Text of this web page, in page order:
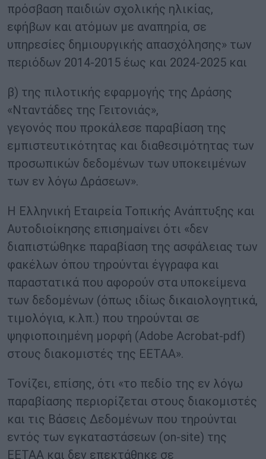
πρόσβαση παιδιών σχολικής ηλικίας,
εφήβων και ατόμων με αναπηρία, σε
υπηρεσίες δημιουργικής απασχόλησης» των
περιόδων 2014-2015 έως και 2024-2025 και
β) της πιλοτικής εφαρμογής της Δράσης
«Νταντάδες της Γειτονιάς»,
γεγονός που προκάλεσε παραβίαση της
εμπιστευτικότητας και διαθεσιμότητας των
προσωπικών δεδομένων των υποκειμένων
των εν λόγω Δράσεων».
Η Ελληνική Εταιρεία Τοπικής Ανάπτυξης και
Αυτοδιοίκησης επισημαίνει ότι «δεν
διαπιστώθηκε παραβίαση της ασφάλειας των
φακέλων όπου τηρούνται έγγραφα και
παραστατικά που αφορούν στα υποκείμενα
των δεδομένων (όπως ιδίως δικαιολογητικά,
τιμολόγια, κ.λπ.) που τηρούνται σε
ψηφιοποιημένη μορφή (Adobe Acrobat-pdf)
στους διακομιστές της ΕΕΤΑΑ».
Τονίζει, επίσης, ότι «το πεδίο της εν λόγω
παραβίασης περιορίζεται στους διακομιστές
και τις Βάσεις Δεδομένων που τηρούνται
εντός των εγκαταστάσεων (on-site) της
ΕΕΤΑΑ και δεν επεκτάθηκε σε